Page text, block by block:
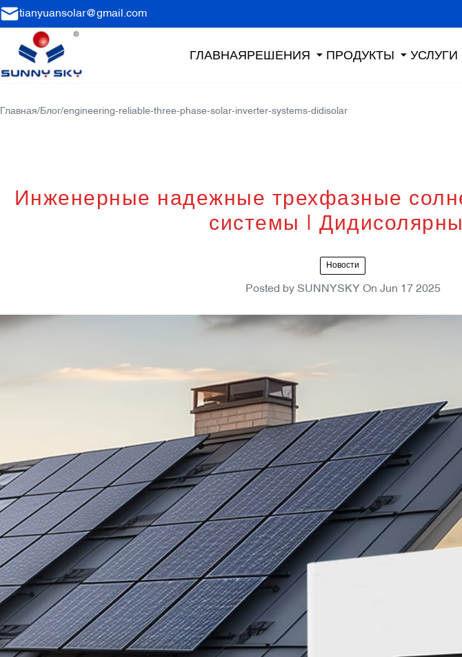
tianyuansolar@gmail.com
ГЛАВНАЯРЕШЕНИЯ ПРОДУКТЫ УСЛУГИ
Главная/Блог/engineering-reliable-three-phase-solar-inverter-systems-didisolar
Инженерные надежные трехфазные
системы |
Новости
Posted by SUNNYSKY On Jun 17 2025